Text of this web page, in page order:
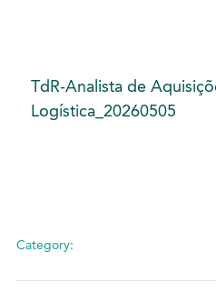
TdR-Analista de
Logística_20260505
Category: